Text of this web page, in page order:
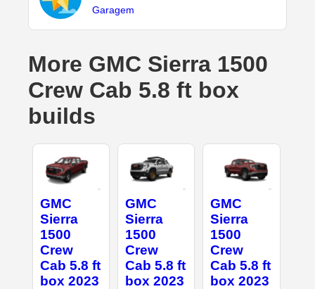
Garagem
More GMC Sierra 1500
Crew Cab 5.8 ft box
builds
GMC
Sierra
1500
Crew
Cab 5.8 ft
box 2023
GMC
Sierra
1500
Crew
Cab 5.8 ft
box 2023
GMC
Sierra
1500
Crew
Cab 5.8 ft
box 2023